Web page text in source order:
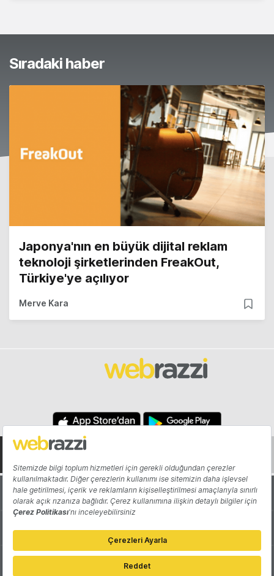
Sıradaki haber
Japonya'nın en büyük dijital reklam
teknoloji şirketlerinden FreakOut,
Türkiye'ye açılıyor
Merve Kara
Hakkında Yazarlar
Katkıda Bulun Reklam